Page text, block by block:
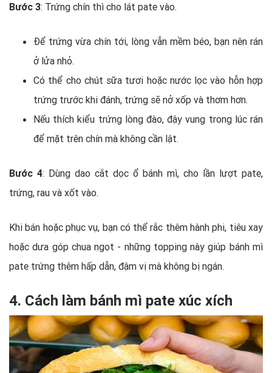
Bước 3: Trứng chín thì cho lát pate vào.
Để trứng vừa chín tới, lòng vẫn mềm béo, bạn nên rán
ở lửa nhỏ.
Có thể cho chút sữa tươi hoặc nước lọc vào hỗn hợp
trứng trước khi đánh, trứng sẽ nở xốp và thơm hơn.
Nếu thích kiểu trứng lòng đào, đậy vung trong lúc rán
để mặt trên chín mà không cần lật.
Bước 4: Dùng dao cắt dọc ổ bánh mì, cho lần lượt pate,
trứng, rau và xốt vào.
Khi bán hoặc phục vụ, bạn có thể rắc thêm hành phi, tiêu xay
hoặc dưa góp chua ngọt - những topping này giúp bánh mì
pate trứng thêm hấp dẫn, đậm vị mà không bị ngán.
4. Cách làm bánh mì pate xúc xích